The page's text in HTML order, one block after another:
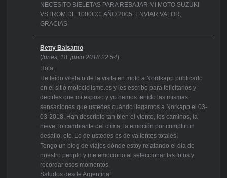
NECESITO BIELETAS PARA REBAJAR MI MOTO SUZUKI
VSTROM DE 1000CC. AÑO 2005. ENVIAR VALOR,
GRACIAS
Betty Balsamo
(lunes, 18. junio 2018 22:54)
Hola,
He leído v/relato de la visita en moto a Nordkapp publicado
en el sitio motociclismo.es y les escribo para felicitarlos y
decirles que mi esposo y yo hemos tenido las mismas
sensaciones que ustedes cuándo llegamos a Norkapp el 03-
03-2018. Han descripto tan bien el viento, los caminos, la
nieve, lo cambiante del clima, la emoción por cumplir un
desafío, etc. Lo de ustedes es de valientes totales!
Tengo un blog de viajes dónde estoy relatando el día de
nuestro periplo y me emociono al seleccionar las fotos y
recordar esos momentos.
Saludos desde Argentina!